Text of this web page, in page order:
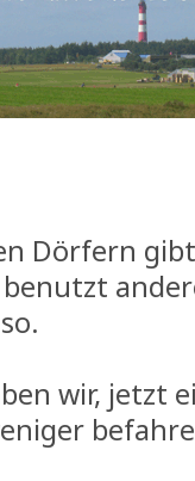
Dörfern
wir, jetzt